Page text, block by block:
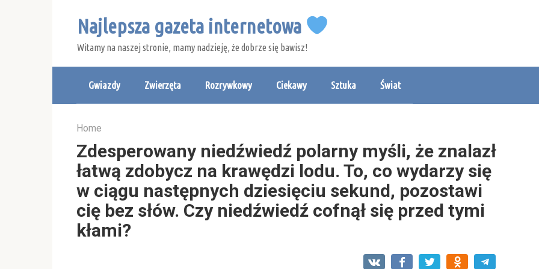
Najlepsza gazeta internetowa
Witamy na naszej stronie, mamy nadzieję, że dobrze się bawisz!
Gwiazdy Zwierzęta Rozrywkowy Ciekawy Sztuka Świat
Home
Zdesperowany niedźwiedź polarny myśli, że znalazł
łatwą zdobycz na krawędzi lodu. To, co wydarzy się
w ciągu następnych dziesięciu sekund, pozostawi
cię bez słów. Czy niedźwiedź cofnął się przed tymi
kłami?